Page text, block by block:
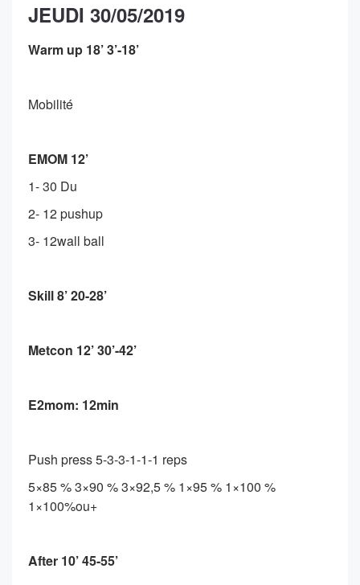
JEUDI 30/05/2019
Warm up 18’ 3’-18’
Mobilité
EMOM 12’
1- 30 Du
2- 12 pushup
3- 12wall ball
Skill 8’ 20-28’
Metcon 12’ 30’-42’
E2mom: 12min
Push press 5-3-3-1-1-1 reps
5×85 % 3×90 % 3×92,5 % 1×95 % 1×100 %
1×100%ou+
After 10’ 45-55’